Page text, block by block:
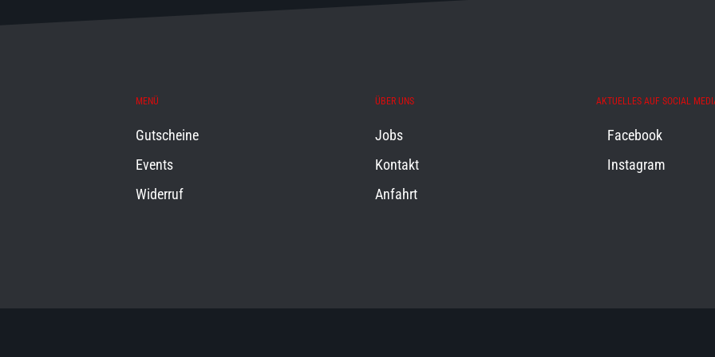
MENÜ
Gutscheine
Events
Widerruf
ÜBER UNS
Jobs
Kontakt
Anfahrt
AKTUELLES AUF SOCIAL
Facebook
Instagram